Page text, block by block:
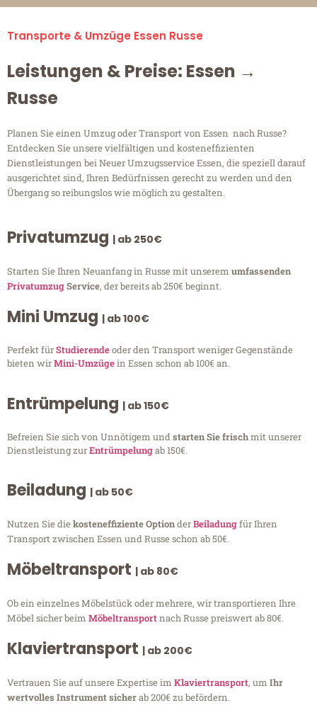
Transporte & Umzüge Essen Russe
Leistungen & Preise: Essen →
Russe
Planen Sie einen Umzug oder Transport von Essen nach Russe?
Entdecken Sie unsere vielfältigen und kosteneffizienten
Dienstleistungen bei Neuer Umzugsservice Essen, die speziell darauf
ausgerichtet sind, Ihren Bedürfnissen gerecht zu werden und den
Übergang so reibungslos wie möglich zu gestalten.
Privatumzug | ab 250€
Starten Sie Ihren Neuanfang in Russe mit unserem umfassenden
PrivatumzugService, der bereits ab 250€ beginnt.
Mini Umzug | ab 100€
Perfekt fürStudierendeoder den Transport weniger Gegenstände
bieten wirMini-Umzügein Essen schon ab 100€ an.
Entrümpelung | ab 150€
Befreien Sie sich von Unnötigem undstarten Sie frischmit unserer
Dienstleistung zurEntrümpelungab 150€.
Beiladung | ab 50€
Nutzen Sie diekosteneffiziente OptionderBeiladungfür Ihren
Transport zwischen Essen und Russe schon ab 50€.
Möbeltransport | ab 80€
Ob ein einzelnes Möbelstück oder mehrere, wir transportieren Ihre
Möbel sicher beim Möbeltransportnach Russe preiswert ab 80€.
Klaviertransport | ab 200€
Vertrauen Sie auf unsere Expertise im Klaviertransport, um Ihr
wertvolles Instrument sicherab 200€ zu befördern.